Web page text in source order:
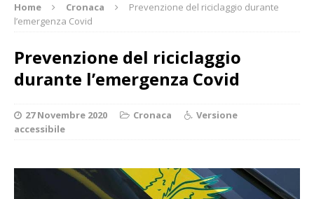
Home Cronaca
Prevenzione del riciclaggio durante
l’emergenza Covid
Prevenzione del riciclaggio
durante l’emergenza Covid
27 Novembre 2020 Cronaca
Versione
accessibile